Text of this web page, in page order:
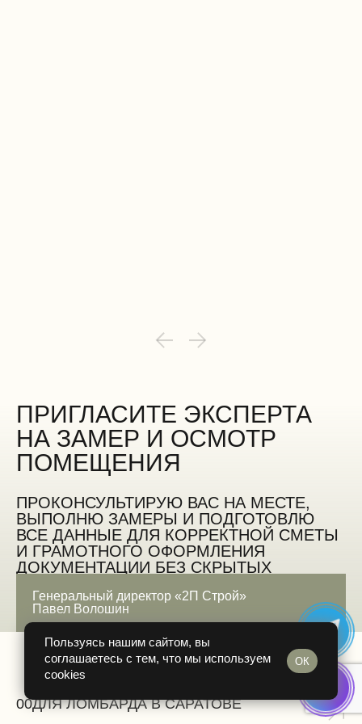
ПРИГЛАСИТЕ ЭКСПЕРТА
НА ЗАМЕР И ОСМОТР
ПОМЕЩЕНИЯ
ПРОКОНСУЛЬТИРУЮ ВАС НА МЕСТЕ,
ВЫПОЛНЮ ЗАМЕРЫ И ПОДГОТОВЛЮ
ВСЕ ДАННЫЕ ДЛЯ КОРРЕКТНОЙ СМЕТЫ
И ГРАМОТНОГО ОФОРМЛЕНИЯ
ДОКУМЕНТАЦИИ БЕЗ СКРЫТЫХ
ЗАМЕРИТЬ БЕСПЛАТНО
Генеральный директор «2П Строй»
Павел Волошин
00ДЛЯ ЛОМБАРДА В САРАТОВЕ
Пользуясь нашим сайтом, вы
соглашаетесь с тем, что мы используем
cookies
ОК